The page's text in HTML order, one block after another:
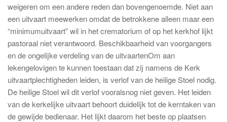
weigeren om een andere reden dan bovengenoemde. Niet aan
een uitvaart meewerken omdat de betrokkene alleen maar een
“minimumuitvaart” wil in het crematorium of op het kerkhof lijkt
pastoraal niet verantwoord. Beschikbaarheid van voorgangers
en de ongelijke verdeling van de uitvaartenOm aan
lekengelovigen te kunnen toestaan dat zij namens de Kerk
uitvaartplechtigheden leiden, is verlof van de heilige Stoel nodig.
De heilige Stoel wil dit verlof vooralsnog niet geven. Het leiden
van de kerkelijke uitvaart behoort duidelijk tot de kerntaken van
de gewijde bedienaar. Het lijkt daarom het beste op plaatsen